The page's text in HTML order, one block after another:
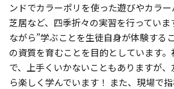
ンドでカラーポリを使った遊びやカラ
芝居など、四季折々の実習を行っていま
ながら”学ぶことを生徒自身が体験する
の資質を育むことを目的としています
で、上手くいかないこともありますが
ら楽しく学んでいます！ また、現場で